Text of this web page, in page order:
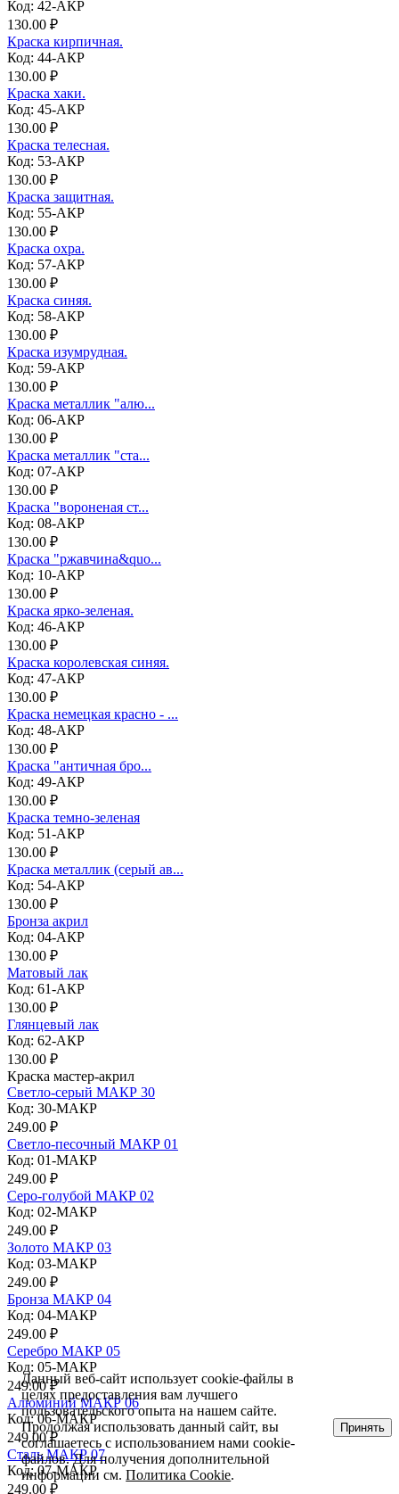
Код: 42-АКР
130.00 ₽
Краска кирпичная.
Код: 44-АКР
130.00 ₽
Краска хаки.
Код: 45-АКР
130.00 ₽
Краска телесная.
Код: 53-АКР
130.00 ₽
Краска защитная.
Код: 55-АКР
130.00 ₽
Краска охра.
Код: 57-АКР
130.00 ₽
Краска синяя.
Код: 58-АКР
130.00 ₽
Краска изумрудная.
Код: 59-АКР
130.00 ₽
Краска металлик "алю...
Код: 06-АКР
130.00 ₽
Краска металлик "ста...
Код: 07-АКР
130.00 ₽
Краска "вороненая ст...
Код: 08-АКР
130.00 ₽
Краска "ржавчина&quo...
Код: 10-АКР
130.00 ₽
Краска ярко-зеленая.
Код: 46-АКР
130.00 ₽
Краска королевская синяя.
Код: 47-АКР
130.00 ₽
Краска немецкая красно - ...
Код: 48-АКР
130.00 ₽
Краска "античная бро...
Код: 49-АКР
130.00 ₽
Краска темно-зеленая
Код: 51-АКР
130.00 ₽
Краска металлик (серый ав...
Код: 54-АКР
130.00 ₽
Бронза акрил
Код: 04-АКР
130.00 ₽
Матовый лак
Код: 61-АКР
130.00 ₽
Глянцевый лак
Код: 62-АКР
130.00 ₽
Краска мастер-акрил
Светло-серый МАКР 30
Код: 30-МАКР
249.00 ₽
Светло-песочный МАКР 01
Код: 01-МАКР
249.00 ₽
Серо-голубой МАКР 02
Код: 02-МАКР
249.00 ₽
Золото МАКР 03
Код: 03-МАКР
249.00 ₽
Бронза МАКР 04
Код: 04-МАКР
249.00 ₽
Серебро МАКР 05
Код: 05-МАКР
249.00 ₽
Алюминий МАКР 06
Код: 06-МАКР
249.00 ₽
Сталь МАКР 07
Код: 07-МАКР
249.00 ₽
Данный веб-сайт использует cookie-файлы в
целях предоставления вам лучшего
пользовательского опыта на нашем сайте.
Продолжая использовать данный сайт, вы
соглашаетесь с использованием нами cookie-
файлов. Для получения дополнительной
информации см.Политика Cookie.
Принять